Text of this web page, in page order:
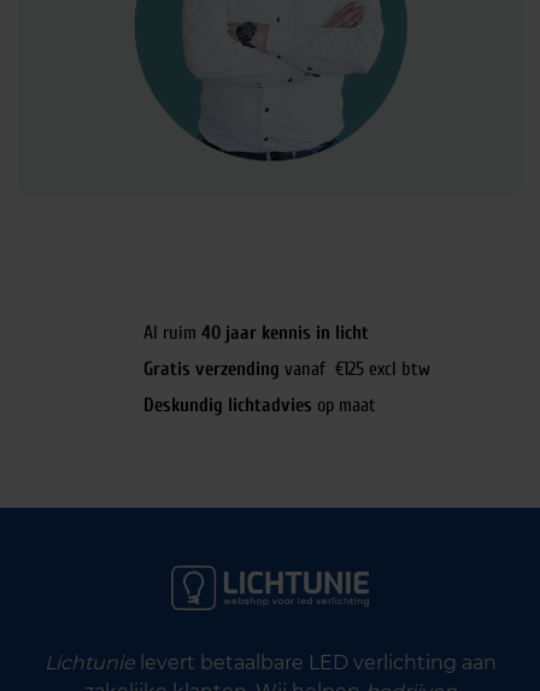
Al ruim 40 jaar kennis in licht
Gratis verzending vanaf €125 excl btw
Deskundig lichtadvies op maat
Lichtunielevert betaalbare LED verlichting aan